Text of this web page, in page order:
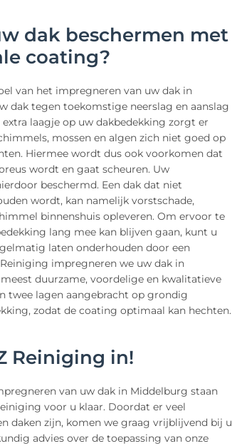
dak beschermen met
coating?
van het impregneren van uw dak in
dak tegen toekomstige neerslag en aanslag
extra laagje op uw dakbedekking zorgt er
mossen en algen zich niet goed op
Hiermee wordt dus ook voorkomen dat
wordt en gaat scheuren. Uw
beschermd. Een dak dat niet
wordt, kan namelijk vorstschade,
binnenshuis opleveren. Om ervoor te
lang mee kan blijven gaan, kunt u
laten onderhouden door een
impregneren we uw dak in
duurzame, voordelige en kwalitatieve
twee lagen aangebracht op grondig
zodat de coating optimaal kan hechten.
Reiniging in!
van uw dak in Middelburg staan
voor u klaar. Doordat er veel
daken zijn, komen we graag vrijblijvend bij u
advies over de toepassing van onze